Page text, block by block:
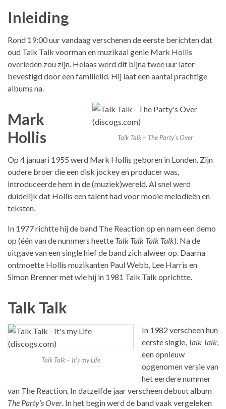
Inleiding
Rond 19:00 uur vandaag verschenen de eerste berichten dat
oud Talk Talk voorman en muzikaal genie Mark Hollis
overleden zou zijn. Helaas werd dit bijna twee uur later
bevestigd door een familielid. Hij laat een aantal prachtige
albums na.
Talk Talk – The Party’s Over
Mark
Hollis
Op 4 januari 1955 werd Mark Hollis geboren in Londen. Zijn
oudere broer die een disk jockey en producer was,
introduceerde hem in de (muziek)wereld. Al snel werd
duidelijk dat Hollis een talent had voor mooie melodieën en
teksten.
In 1977 richtte hij de band The Reaction op en nam een demo
op (één van de nummers heette Talk Talk Talk Talk). Na de
uitgave van een single hief de band zich alweer op. Daarna
ontmoette Hollis muzikanten Paul Webb, Lee Harris en
Simon Brenner met wie hij in 1981 Talk Talk oprichtte.
Talk Talk
Talk Talk – It’s my Life
In 1982 verscheen hun
eerste single, Talk Talk
een opnieuw
opgenomen versie van
het eerdere nummer
van The Reaction. In datzelfde jaar verscheen debuut album
The Party’s Over . In het begin werd de band vaak vergeleken